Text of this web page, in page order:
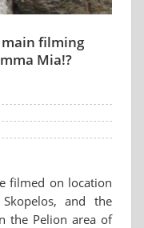
main filming
Mia!?
filmed on location
and the
the Pelion area of